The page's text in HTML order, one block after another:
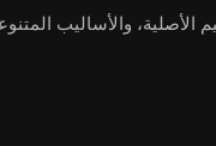
الأصلية، والأساليب